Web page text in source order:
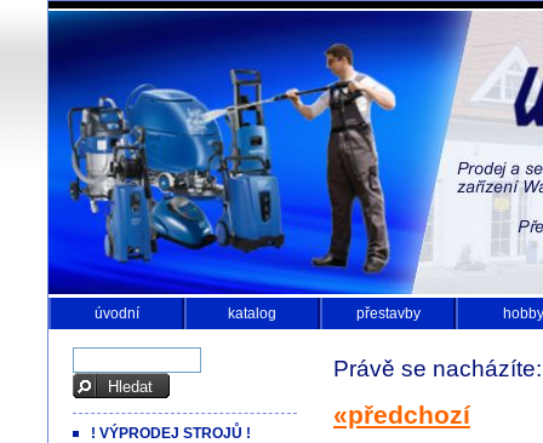
úvodní katalog přestavby hobby
Právě se
«předchozí
! VÝPRODEJ STROJŮ !